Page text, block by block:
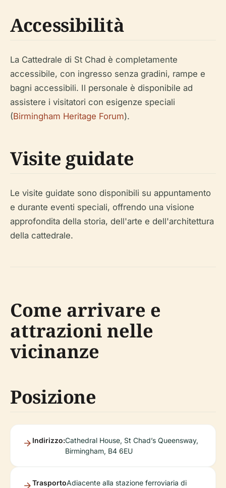
Accessibilità
La Cattedrale di St Chad è completamente
accessibile, con ingresso senza gradini, rampe e
bagni accessibili. Il personale è disponibile ad
assistere i visitatori con esigenze speciali
(Birmingham Heritage Forum).
Visite guidate
Le visite guidate sono disponibili su appuntamento
e durante eventi speciali, offrendo una visione
approfondita della storia, dell'arte e dell'architettura
della cattedrale.
Come arrivare e
attrazioni nelle
vicinanze
Posizione
Indirizzo:Cathedral House, St Chad’s Queensway,
Birmingham, B4 6EU
TrasportoAdiacente alla stazione ferroviaria di